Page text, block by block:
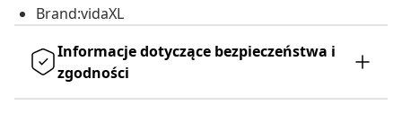
Brand:vidaXL
Informacje dotyczące bezpieczeństwa i
zgodności